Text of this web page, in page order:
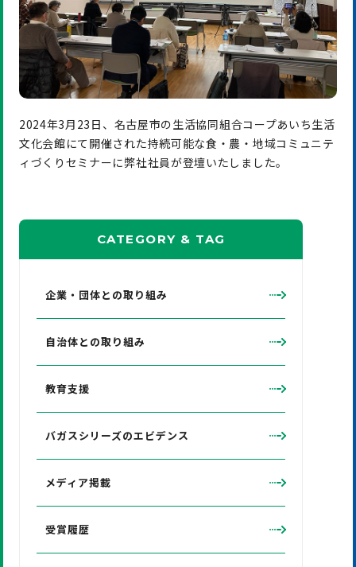
2024年3月23日、名古屋市の生活協同組合コープあいち生活
文化会館にて開催された持続可能な食・農・地域コミュニテ
ィづくりセミナーに弊社社員が登壇いたしました。
CATEGORY & TAG
企業・団体との取り組み
自治体との取り組み
教育支援
バガスシリーズのエビデンス
メディア掲載
受賞履歴